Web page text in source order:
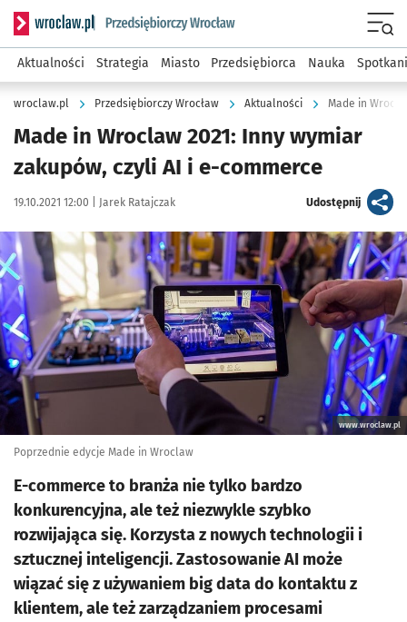
Serwis informacyjny wroclaw.pl podserwis: Strategia
Aktualności Strategia Miasto Przedsiębiorca Nauka
wroclaw.pl Przedsiębiorczy Wrocław Aktualności Made in
Made in Wroclaw 2021: Inny wymiar
zakupów, czyli AI i e-commerce
Data publikacji:
19.10.2021 12:00 | Autor:
Jarek Ratajczak Udostępnijartykuł
Kliknij, aby powiększyć
www.wroclaw.pl
Poprzednie edycje Made in Wroclaw
E-commerce to branża nie tylko bardzo
konkurencyjna, ale też niezwykle szybko
rozwijająca się. Korzysta z nowych technologii i
sztucznej inteligencji. Zastosowanie AI może
wiązać się z używaniem big data do kontaktu z
klientem, ale też zarządzaniem procesami